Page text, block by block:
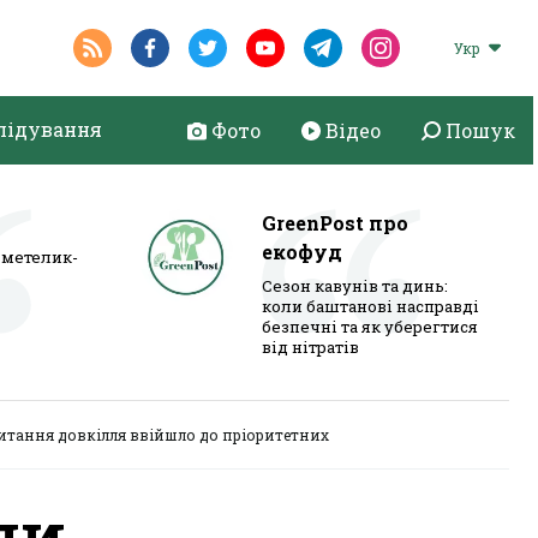
Укр
Фото Відео Пошук
GreenPost про
екофуд
Сезон кавунів та динь:
коли баштанові насправді
безпечні та як уберегтися
від нітратів
довкілля ввійшло до пріоритетних